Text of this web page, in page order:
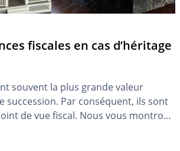
fiscales en cas d’héritage
souvent la plus grande valeur
succession. Par conséquent, ils sont
de vue fiscal. Nous vous montrons
impôts peuvent être dus lors de
et ce à quoi vous devez prêter